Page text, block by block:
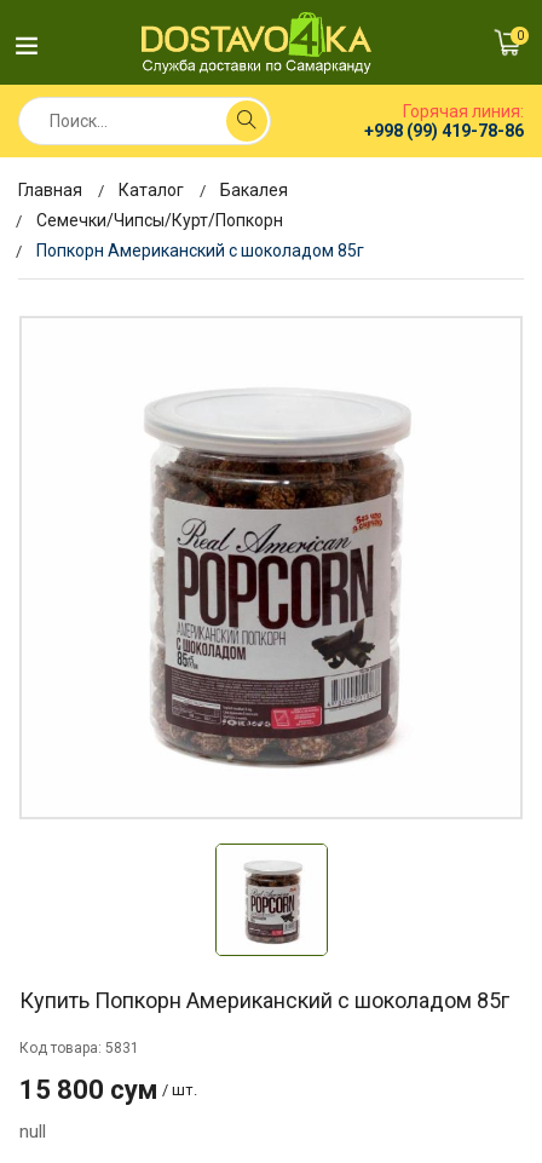
0
Горячая линия:
+998 (99) 419-78-86
Главная Каталог
Бакалея
Семечки/Чипсы/Курт/Попкорн
Попкорн Американский с шоколадом 85г
Купить Попкорн Американский с шоколадом 85г
Код товара: 5831
15 800 сум / шт.
null